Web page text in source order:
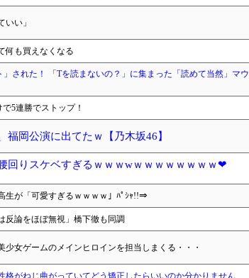
い」
何も買えなくなる
された！ 「Tを読まないの？」に集まった「読めて当然」マウ
で5連勝でストップ！
岡公演に出てたｗ【乃木坂46】
回りスケベすぎるｗｗｗwｗｗｗｗｗｗｗｗ❤
生が「可愛すぎるｗｗｗｗ」ﾊﾟｼｬ!!⇒
反論をほぼ無視」橋下徹も同調
女ゲームのメインヒロインを担当しまくる・・・
格がねじ曲がっていてどう矯正したらいいのか分かりません